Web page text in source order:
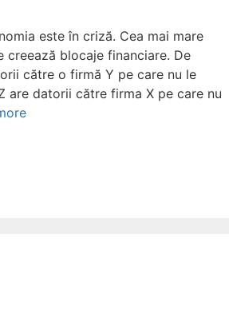
este în criză. Cea mai mare
blocaje financiare. De
către o firmă Y pe care nu le
are datorii către firma X pe care nu